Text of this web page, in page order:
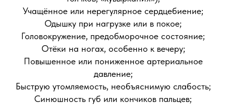
Учащённое или нерегулярное сердцебиение;
Одышку при нагрузке или в покое;
Головокружение, предобморочное состояние;
Отёки на ногах, особенно к вечеру;
Повышенное или пониженное артериальное
давление;
Быструю утомляемость, необъяснимую слабость;
Синюшность губ или кончиков пальцев;